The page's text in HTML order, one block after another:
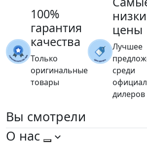
100%
гарантия
качества
Только
оригинальные
товары
цены
Лучшее
среди
дилеров
Вы смотрели
О нас